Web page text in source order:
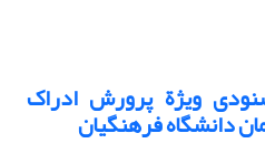
ویژة پرورش ادراک
دانشگاه فرهنگیان